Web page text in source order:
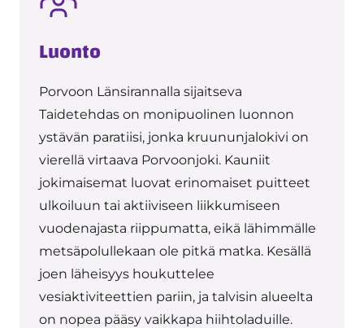
Luonto
Porvoon Länsirannalla sijaitseva
Taidetehdas on monipuolinen luonnon
ystävän paratiisi, jonka kruununjalokivi on
vierellä virtaava Porvoonjoki. Kauniit
jokimaisemat luovat erinomaiset puitteet
ulkoiluun tai aktiiviseen liikkumiseen
vuodenajasta riippumatta, eikä lähimmälle
metsäpolullekaan ole pitkä matka. Kesällä
joen läheisyys houkuttelee
vesiaktiviteettien pariin, ja talvisin alueelta
on nopea pääsy vaikkapa hiihtoladuille.